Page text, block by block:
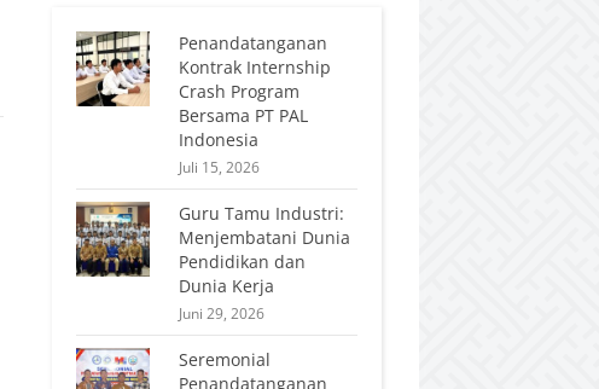
Penandatanganan
Kontrak Internship
Crash Program
Bersama PT PAL
Indonesia
Juli 15, 2026
Guru Tamu Industri:
Menjembatani Dunia
Pendidikan dan
Dunia Kerja
Juni 29, 2026
Seremonial
Penandatanganan